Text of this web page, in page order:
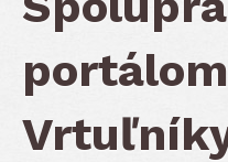
portálom